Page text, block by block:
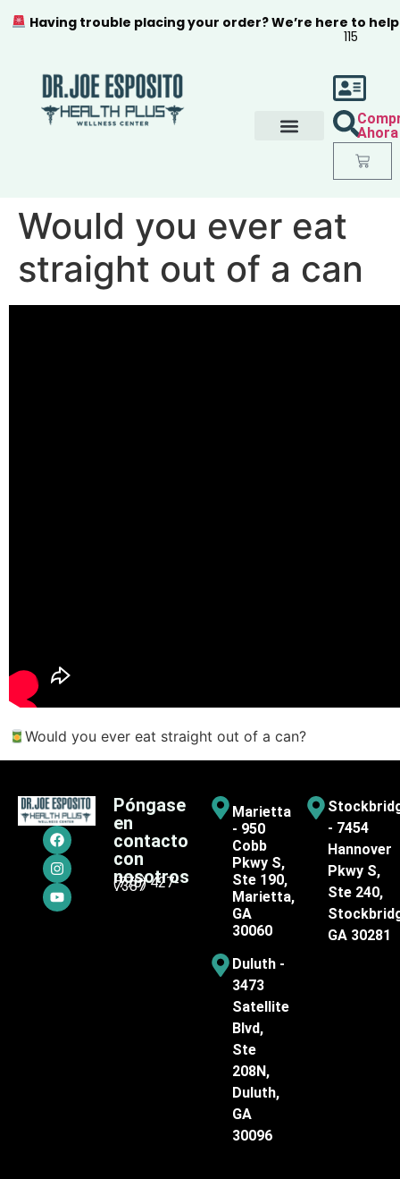
Ahora
Would you ever eat
straight out of a can
Would you ever eat straight out of a can?
Póngase
en
contacto
con
nosotros
(770) 427-
7387
Marietta
- 950
Cobb
Pkwy S,
Ste 190,
Marietta,
GA
30060
Duluth -
3473
Satellite
Blvd,
Ste
208N,
Duluth,
GA
30096
- 7454
Hannover
Pkwy S,
Ste 240,
GA 30281
Having trouble placing your order? We’re here to
115